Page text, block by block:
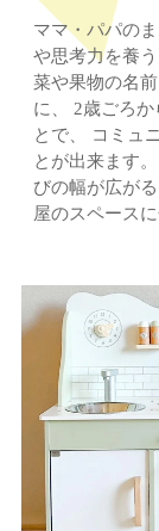
ママ・パパの
や思考力を養
菜や果物の名
に、
2歳ごろか
とで、
コミュ
とが出来ます。
びの幅が広が
屋のスペース